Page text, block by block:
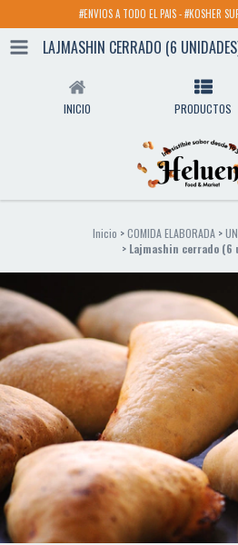
#ENVIOS A TODO EL PAIS - #KOSHER
LAJMASHIN CERRADO (6
INICIO PRODUCTOS
Inicio > COMIDA ELABORADA >
> Lajmashin cerrado (6